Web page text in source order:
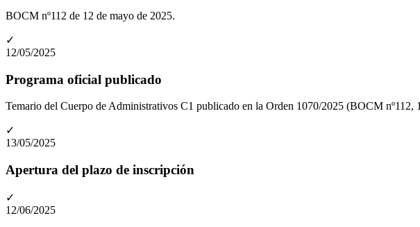
BOCM nº112 de 12 de mayo de 2025.
✓
12/05/2025
Programa oficial publicado
Temario del Cuerpo de Administrativos C1 publicado en la Orden 1070/2025 (BOCM nº112,
✓
13/05/2025
Apertura del plazo de inscripción
✓
12/06/2025